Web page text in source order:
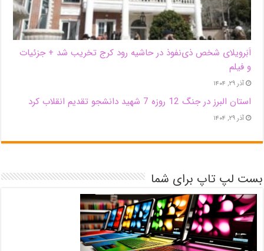
اَبَر‌ویلای شخص ذی‌نفوذ در حاشیه‌ رود کرج تخریب شد + جزئیات
و فیلم
آذر ۲۹, ۱۴۰۴
استان البرز در جنگ 12 روزه 7 شهید دانشجو تقدیم انقلاب کرد
آذر ۲۹, ۱۴۰۴
بست لپ تاپ برای شما